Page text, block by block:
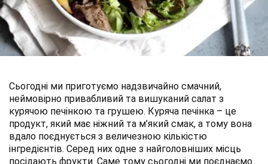
Сьогодні ми приготуємо надзвичайно смачний,
неймовірно привабливий та вишуканий салат з
курячою печінкою та грушею. Куряча печінка – це
продукт, який має ніжний та м’який смак, а тому вона
вдало поєднується з величезною кількістю
інгредієнтів. Серед них одне з найголовніших місць
посідають фрукти. Саме тому сьогодні ми поєднаємо